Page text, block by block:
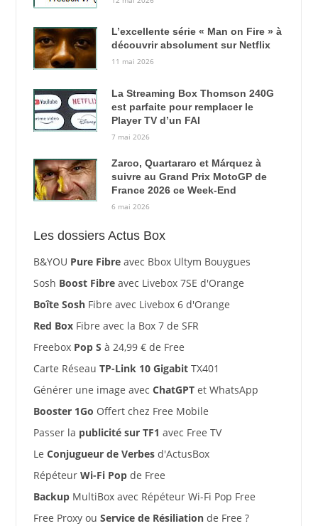
L’excellente série « Man on Fire » à
découvrir absolument sur Netflix
11 mai 2026
La Streaming Box Thomson 240G
est parfaite pour remplacer le
Player TV d’un FAI
7 mai 2026
Zarco, Quartararo et Márquez à
suivre au Grand Prix MotoGP de
France 2026 ce Week-End
6 mai 2026
Les dossiers Actus Box
B&YOU Pure Fibreavec Bbox Ultym Bouygues
Sosh Boost Fibreavec Livebox 7SE d'Orange
Boîte SoshFibre avec Livebox 6 d'Orange
Red BoxFibre avec la Box 7 de SFR
Freebox Pop S à 24,99 € de Free
Carte Réseau TP-Link 10 GigabitTX401
Générer une image avec ChatGPTet WhatsApp
Booster 1Go Offert chez Free Mobile
Passer la publicité sur TF1 avec Free TV
Le Conjugueur de Verbesd'ActusBox
Répéteur Wi-Fi Popde Free
BackupMultiBox avec Répéteur Wi-Fi Pop Free
Free Proxy ou Service de Résiliationde Free ?